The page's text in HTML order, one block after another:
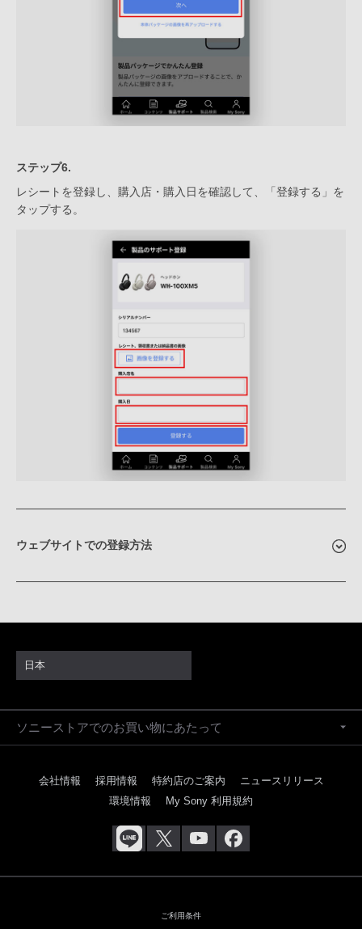
ステップ6.
レシートを登録し、購入店・購入日を確認して、「登録する」を
タップする。
ウェブサイトでの登録方法
日本
ソニーストアでのお買い物にあたって
会社情報 採用情報 特約店のご案内
ニュースリリース
環境情報
My Sony 利用規約
ご利用条件